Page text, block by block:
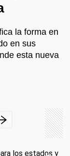
la forma en
en sus
esta nueva